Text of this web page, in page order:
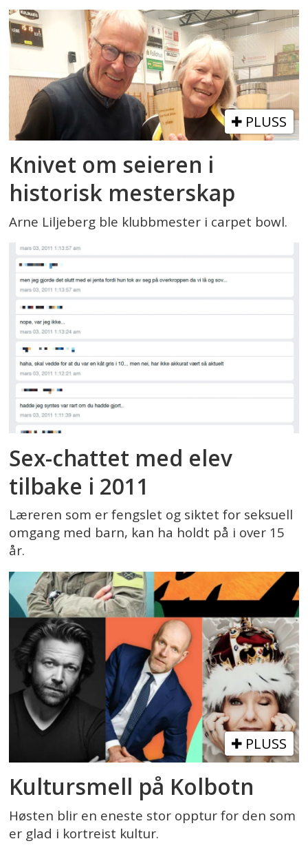
PLUSS
Knivet om seieren i
historisk mesterskap
Arne Liljeberg ble klubbmester i carpet bowl.
Sex-chattet med elev
tilbake i 2011
Læreren som er fengslet og siktet for seksuell
omgang med barn, kan ha holdt på i over 15
år.
PLUSS
Kultursmell på Kolbotn
Høsten blir en eneste stor opptur for den som
er glad i kortreist kultur.